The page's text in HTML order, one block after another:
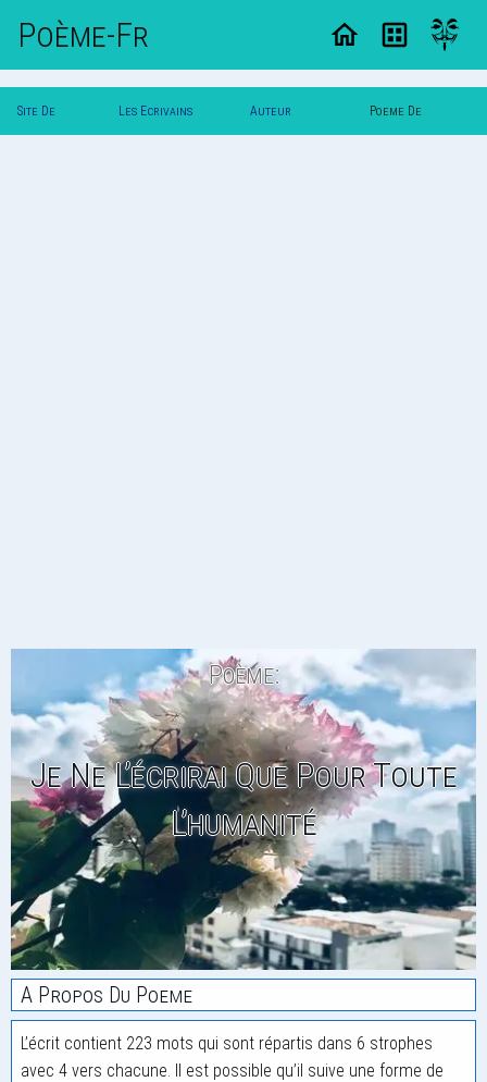
Poème-Fr
Site De Les Ecrivains Auteur Poeme De
Poème:
Je Ne L’écrirai Que Pour Toute
L’humanité
A Propos Du Poeme
L’écrit contient 223 mots qui sont répartis dans 6 strophes
avec 4 vers chacune. Il est possible qu’il suive une forme de